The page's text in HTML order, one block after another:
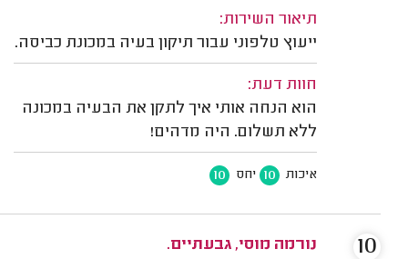
תיאור השירות:
ייעוץ טלפוני עבור תיקון בעיה במכונת כביסה.
חוות דעת:
הוא הנחה אותי איך לתקן את הבעיה במכונה
ללא תשלום. היה מדהים!
איכות 10 יחס 10
נורמה מוסי, גבעתיים.
10